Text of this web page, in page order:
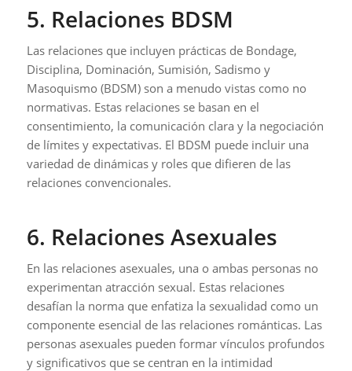
5. Relaciones BDSM
Las relaciones que incluyen prácticas de Bondage,
Disciplina, Dominación, Sumisión, Sadismo y
Masoquismo (BDSM) son a menudo vistas como no
normativas. Estas relaciones se basan en el
consentimiento, la comunicación clara y la negociación
de límites y expectativas. El BDSM puede incluir una
variedad de dinámicas y roles que difieren de las
relaciones convencionales.
6. Relaciones Asexuales
En las relaciones asexuales, una o ambas personas no
experimentan atracción sexual. Estas relaciones
desafían la norma que enfatiza la sexualidad como un
componente esencial de las relaciones románticas. Las
personas asexuales pueden formar vínculos profundos
y significativos que se centran en la intimidad